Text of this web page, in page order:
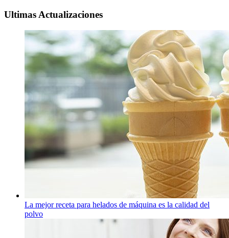
Ultimas Actualizaciones
La mejor receta para helados de máquina es la calidad del
polvo